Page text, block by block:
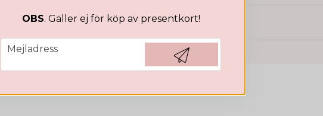
Lola
OBS. Gäller ej för köp av presentkort!
email
Mejladress
Hämta kod